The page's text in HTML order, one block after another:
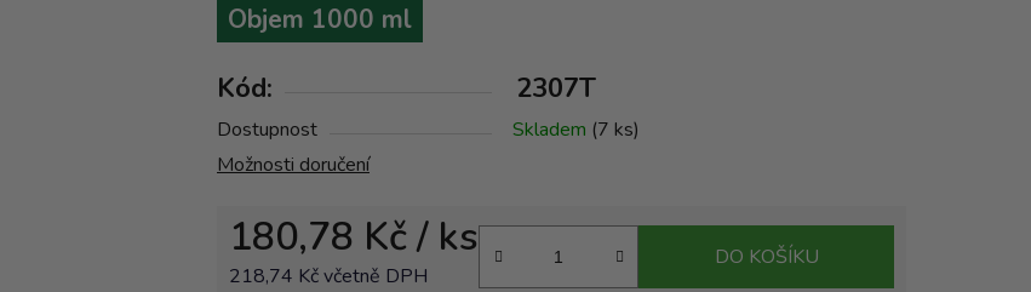
Objem 1000 ml
Kód: 2307T
Dostupnost Skladem (7 ks)
Možnosti doručení
180,78 Kč/ ks
218,74 Kč včetně DPH
DO KOŠÍKU